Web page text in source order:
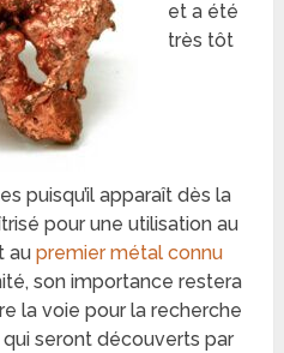
et a été
très tôt
puisqu’il apparaît dès la
pour une utilisation au
aupremier métal connu
son importance restera
la voie pour la recherche
seront découverts par